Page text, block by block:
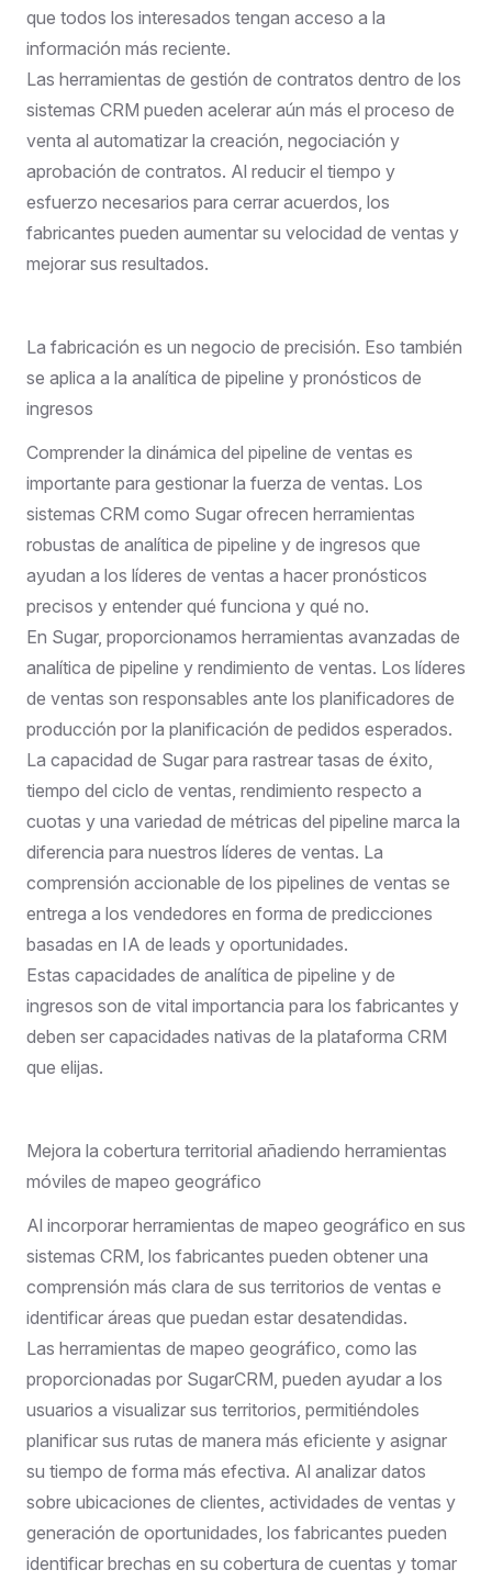
que todos los interesados tengan acceso a la
información más reciente.
Las herramientas de gestión de contratos dentro de los
sistemas CRM pueden acelerar aún más el proceso de
venta al automatizar la creación, negociación y
aprobación de contratos. Al reducir el tiempo y
esfuerzo necesarios para cerrar acuerdos, los
fabricantes pueden aumentar su velocidad de ventas y
mejorar sus resultados.
La fabricación es un negocio de precisión. Eso también
se aplica a la analítica de pipeline y pronósticos de
ingresos
Comprender la dinámica del pipeline de ventas es
importante para gestionar la fuerza de ventas. Los
sistemas CRM como Sugar ofrecen herramientas
robustas de analítica de pipeline y de ingresos que
ayudan a los líderes de ventas a hacer pronósticos
precisos y entender qué funciona y qué no.
En Sugar, proporcionamos herramientas avanzadas de
analítica de pipeline y rendimiento de ventas. Los líderes
de ventas son responsables ante los planificadores de
producción por la planificación de pedidos esperados.
La capacidad de Sugar para rastrear tasas de éxito,
tiempo del ciclo de ventas, rendimiento respecto a
cuotas y una variedad de métricas del pipeline marca la
diferencia para nuestros líderes de ventas. La
comprensión accionable de los pipelines de ventas se
entrega a los vendedores en forma de predicciones
basadas en IA de leads y oportunidades.
Estas capacidades de analítica de pipeline y de
ingresos son de vital importancia para los fabricantes y
deben ser capacidades nativas de la plataforma CRM
que elijas.
Mejora la cobertura territorial añadiendo herramientas
móviles de mapeo geográfico
Al incorporar herramientas de mapeo geográfico en sus
sistemas CRM, los fabricantes pueden obtener una
comprensión más clara de sus territorios de ventas e
identificar áreas que puedan estar desatendidas.
Las herramientas de mapeo geográfico, como las
proporcionadas por SugarCRM, pueden ayudar a los
usuarios a visualizar sus territorios, permitiéndoles
planificar sus rutas de manera más eficiente y asignar
su tiempo de forma más efectiva. Al analizar datos
sobre ubicaciones de clientes, actividades de ventas y
generación de oportunidades, los fabricantes pueden
identificar brechas en su cobertura de cuentas y tomar